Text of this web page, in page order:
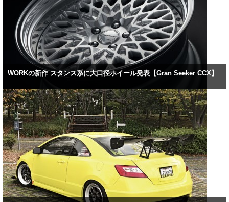
WORKの新作 スタンス系に大口径ホイール発表【Gran Seeker CCX】